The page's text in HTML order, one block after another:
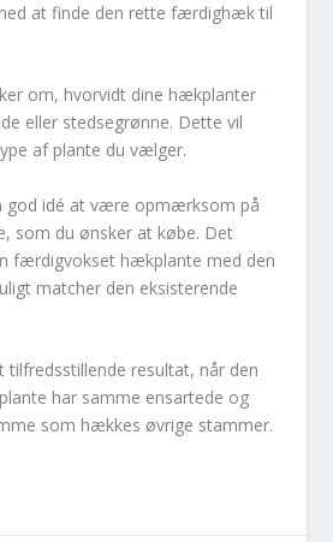
at finde den rette færdighæk til
om, hvorvidt dine hækplanter
eller stedsegrønne. Dette vil
af plante du vælger.
god idé at være opmærksom på
som du ønsker at købe. Det
færdigvokset hækplante med den
matcher den eksisterende
tilfredsstillende resultat, når den
har samme ensartede og
som hækkes øvrige stammer.